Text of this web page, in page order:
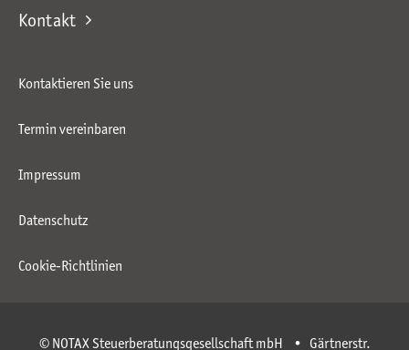
Kontakt
Kontaktieren Sie uns
Termin vereinbaren
Impressum
Datenschutz
Cookie-Richtlinien
© NOTAX Steuerberatungsgesellschaft mbH • Gärtnerstr.